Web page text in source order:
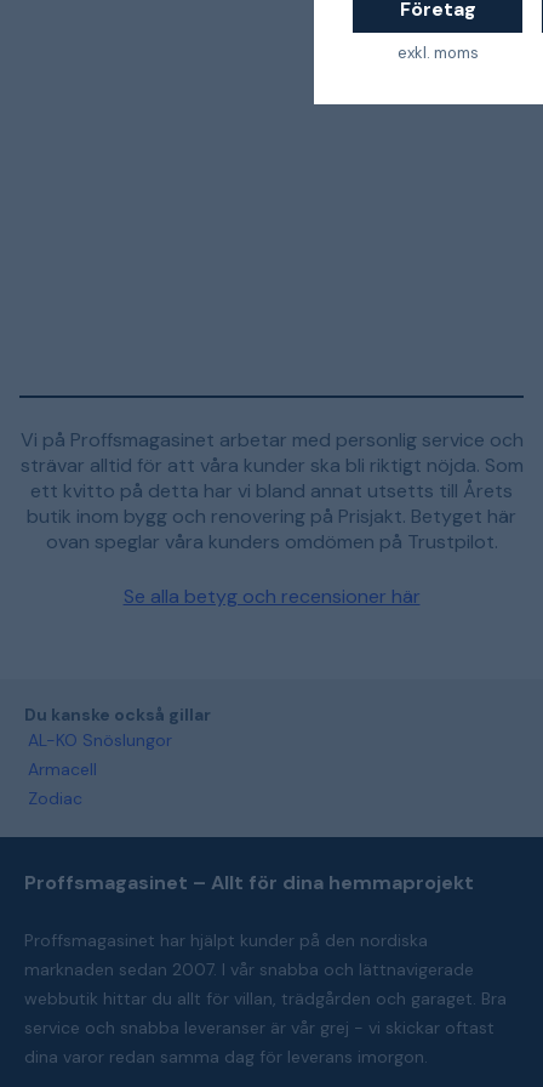
Företag
exkl. moms
Vi på Proffsmagasinet arbetar med personlig service och
strävar alltid för att våra kunder ska bli riktigt nöjda. Som
ett kvitto på detta har vi bland annat utsetts till Årets
butik inom bygg och renovering på Prisjakt. Betyget här
ovan speglar våra kunders omdömen på Trustpilot.
Se alla betyg och recensioner här
Du kanske också gillar
AL-KO Snöslungor
Armacell
Zodiac
Proffsmagasinet – Allt för dina hemmaprojekt
Proffsmagasinet har hjälpt kunder på den nordiska
marknaden sedan 2007. I vår snabba och lättnavigerade
webbutik hittar du allt för villan, trädgården och garaget. Bra
service och snabba leveranser är vår grej - vi skickar oftast
dina varor redan samma dag för leverans imorgon.